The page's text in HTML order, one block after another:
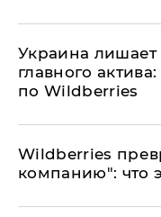
​Украина
главного
по Wildberries
Wildberries
компанию": что